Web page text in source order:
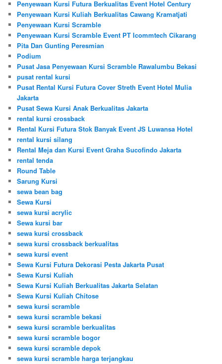
Penyewaan Kursi Futura Berkualitas Event Hotel Century
Penyewaan Kursi Kuliah Berkualitas Cawang Kramatjati
Penyewaan Kursi Scramble
Penyewaan Kursi Scramble Event PT Icommtech Cikarang
Pita Dan Gunting Peresmian
Podium
Pusat Jasa Penyewaan Kursi Scramble Rawalumbu Bekasi
pusat rental kursi
Pusat Rental Kursi Futura Cover Streth Event Hotel Mulia
Jakarta
Pusat Sewa Kursi Anak Berkualitas Jakarta
rental kursi crossback
Rental Kursi Futura Stok Banyak Event JS Luwansa Hotel
rental kursi silang
Rental Meja dan Kursi Event Graha Sucofindo Jakarta
rental tenda
Round Table
Sarung Kursi
sewa bean bag
Sewa Kursi
sewa kursi acrylic
Sewa kursi bar
sewa kursi crossback
sewa kursi crossback berkualitas
sewa kursi event
Sewa Kursi Futura Dekorasi Pesta Jakarta Pusat
Sewa Kursi Kuliah
Sewa Kursi Kuliah Berkualitas Jakarta Selatan
Sewa Kursi Kuliah Chitose
sewa kursi scramble
sewa kursi scramble bekasi
sewa kursi scramble berkualitas
sewa kursi scramble bogor
sewa kursi scramble depok
sewa kursi scramble harga terjangkau